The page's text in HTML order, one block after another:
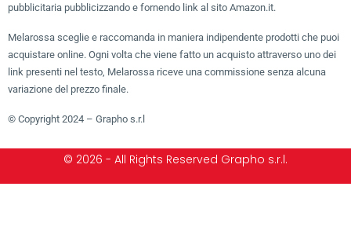
pubblicitaria pubblicizzando e fornendo link al sito Amazon.it.
Melarossa sceglie e raccomanda in maniera indipendente prodotti che puoi
acquistare online. Ogni volta che viene fatto un acquisto attraverso uno dei
link presenti nel testo, Melarossa riceve una commissione senza alcuna
variazione del prezzo finale.
© Copyright 2024 – Grapho s.r.l
© 2026 - All Rights Reserved Grapho s.r.l.